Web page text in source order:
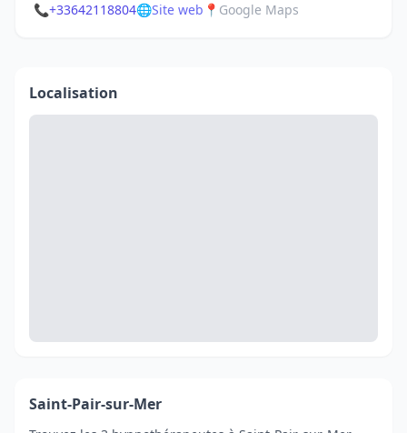
📞+33642118804🌐Site web 📍 Google Maps
Localisation
Saint-Pair-sur-Mer